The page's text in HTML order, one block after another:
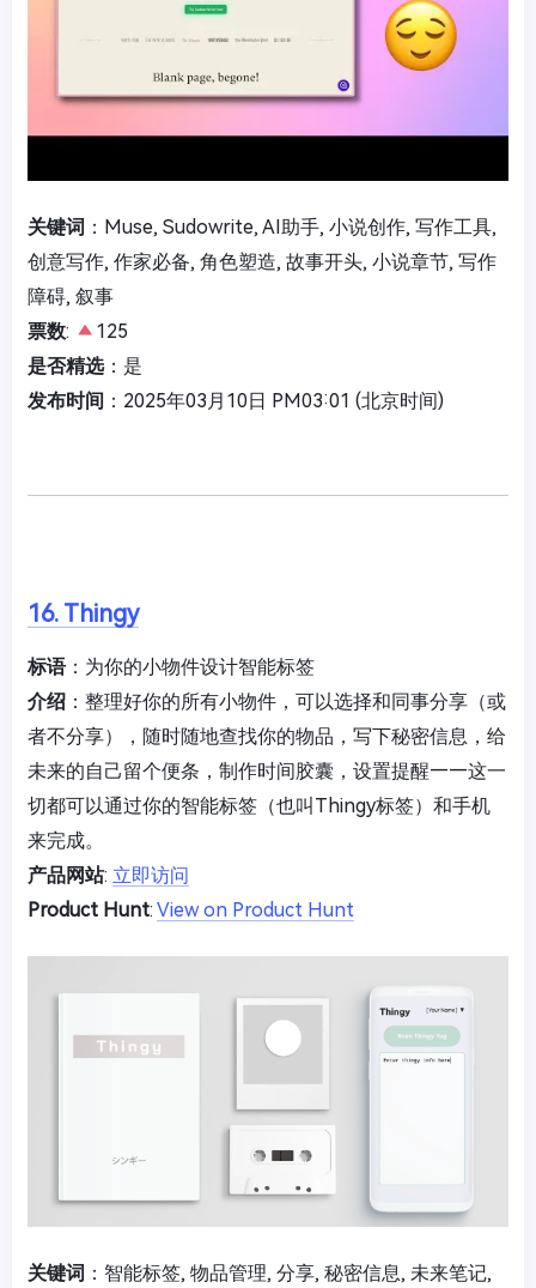
关键词 ：Muse, Sudowrite, AI助手, 小说创作, 写作工具,
创意写作, 作家必备, 角色塑造, 故事开头, 小说章节, 写作
障碍, 叙事
票数:
125
是否精选：是
发布时间 ：2025年03月10日 PM03:01 (北京时间)
16. Thingy
标语：为你的小物件设计智能标签
介绍 ：整理好你的所有小物件，可以选择和同事分享（或
者不分享），随时随地查找你的物品，写下秘密信息，给
未来的自己留个便条，制作时间胶囊，设置提醒——这一
切都可以通过你的智能标签（也叫Thingy标签）和手机
来完成。
产品网站: 立即访问
Product Hunt: View on Product Hunt
关键词 ：智能标签, 物品管理, 分享, 秘密信息, 未来笔记,